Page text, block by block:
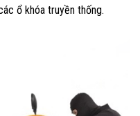
ổ khóa truyền thống.